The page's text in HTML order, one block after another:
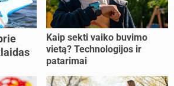
Kaip sekti vaiko buvimo
vietą? Technologijos ir
patarimai